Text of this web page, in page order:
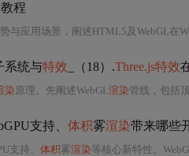
教程
与应用场景，阐述HTML5及WebGL在Web
系统与特效 _（18）.Three.js特效
染 原理。先阐述WebGL渲染管线，包括
支持、 体积雾渲染带来哪些
支持、 体积雾渲染等核心新特性。